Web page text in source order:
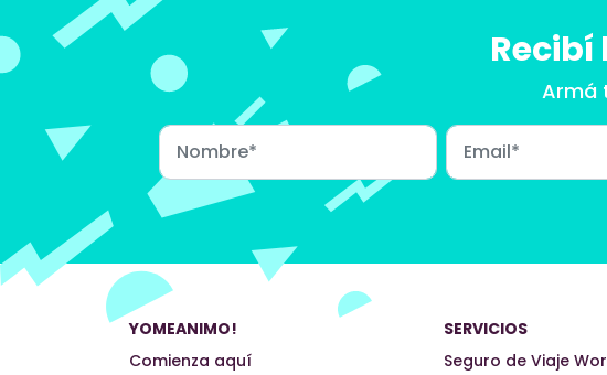
Armá
YOMEANIMO!
Comienza aquí
SERVICIOS
Seguro de Viaje